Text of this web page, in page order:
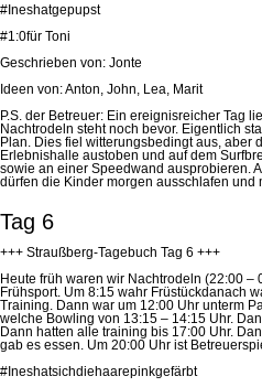
#Ineshatgepupst
#1:0für Toni
Geschrieben von: Jonte
Ideen von: Anton, John, Lea, Marit
P.S. der Betreuer: Ein ereignisreicher Tag
Nachtrodeln steht noch bevor. Eigentlich
Plan. Dies fiel witterungsbedingt aus, aber
Erlebnishalle austoben und auf dem
sowie an einer Speedwand ausprobieren.
dürfen die Kinder morgen ausschlafen und
Tag 6
+++ Straußberg-Tagebuch Tag 6 +++
Heute früh waren wir Nachtrodeln (22:00 –
Frühsport. Um 8:15 wahr Früstückdanach
Training. Dann war um 12:00 Uhr unterm
welche Bowling von 13:15 – 14:15 Uhr.
Dann hatten alle training bis 17:00 Uhr.
gab es essen. Um 20:00 Uhr ist
#Ineshatsichdiehaarepinkgefärbt